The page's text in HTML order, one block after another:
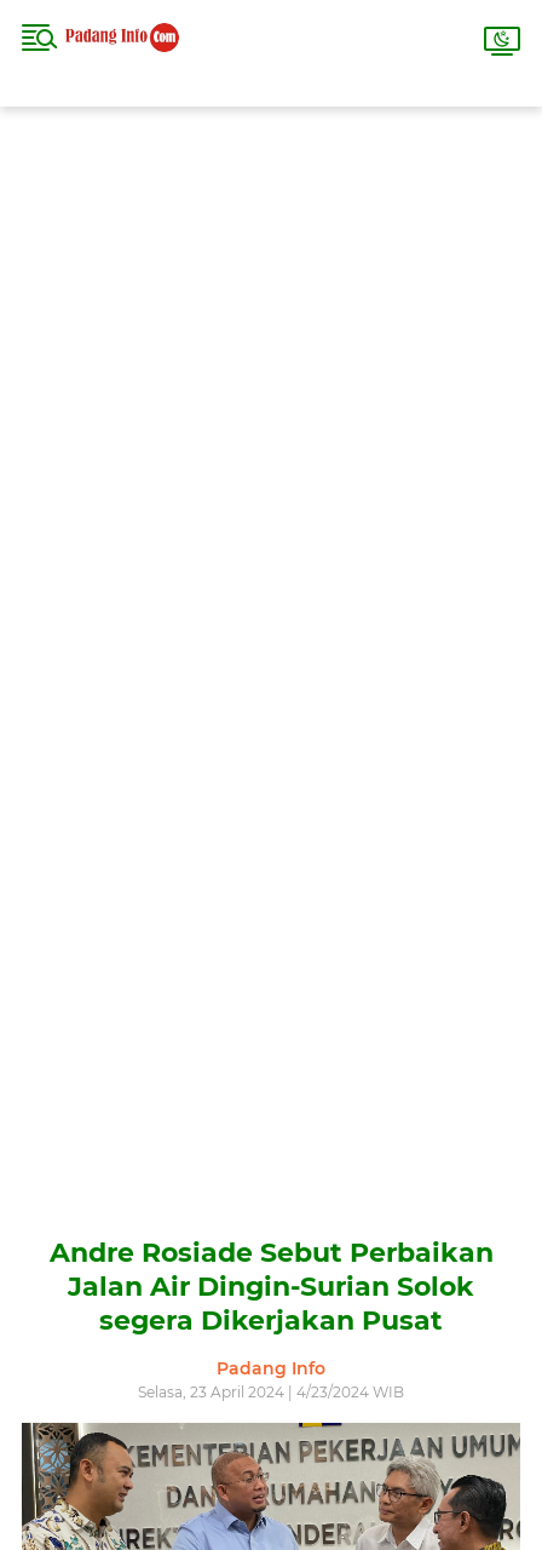
Andre Rosiade Sebut Perbaikan
Jalan Air Dingin-Surian Solok
segera Dikerjakan Pusat
Padang Info
Selasa, 23 April 2024 | 4/23/2024 WIB